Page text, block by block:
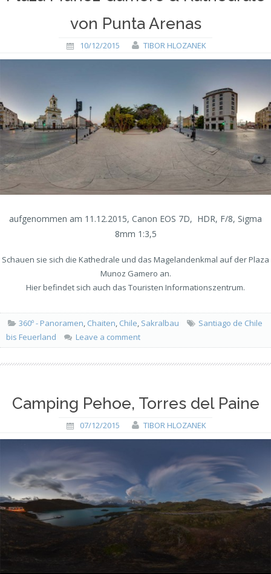
von Punta Arenas
10/12/2015 TIBOR HLOZANEK
aufgenommen am 11.12.2015, Canon EOS 7D, HDR, F/8, Sigma
8mm 1:3,5
Schauen sie sich die Kathedrale und das Magelandenkmal auf der Plaza
Munoz Gamero an.
Hier befindet sich auch das Touristen Informationszentrum.
360º - Panoramen, Chaiten, Chile, Sakralbau
Santiago de Chile
bis Feuerland
Leave a comment
Camping Pehoe, Torres del Paine
07/12/2015 TIBOR HLOZANEK